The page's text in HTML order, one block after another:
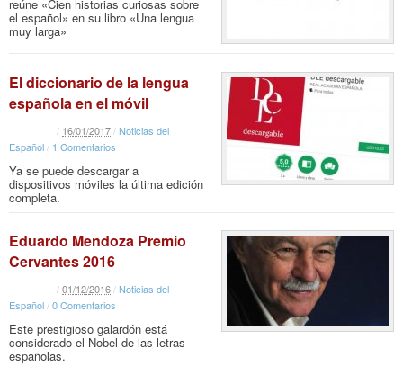
reúne «Cien historias curiosas sobre
el español» en su libro «Una lengua
muy larga»
El diccionario de la lengua
española en el móvil
/ 16/01/2017/Noticias del
Español/ 1 Comentarios
Ya se puede descargar a
dispositivos móviles la última edición
completa.
Eduardo Mendoza Premio
Cervantes 2016
/01/12/2016/Noticias del
Español/0 Comentarios
Este prestigioso galardón está
considerado el Nobel de las letras
españolas.